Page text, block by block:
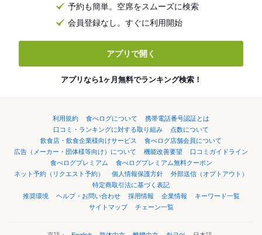
予約も簡単。空席をスムーズに検索
会員登録なし。すぐに利用開始
アプリで開く
アプリなら1ヶ月無料でランキング検索！
利用規約 食べログについて
携帯電話番号認証とは
口コミ・ランキングに対する取り組み
点数について
飲食店・飲食企業様向けサービス
食べログ店舗会員について
広告（メーカー・団体様等向け）について
機能改善要望
口コミガイドライン
食べログプレミアム
食べログプレミアム無料クーポン
ネット予約（リクエスト予約）
個人情報保護方針
外部送信（オプトアウト）
特定商取引法に基づく表記
推奨環境
ヘルプ・お問い合わせ 採用情報 企業情報
キーワード一覧
サイトマップ
チェーン一覧